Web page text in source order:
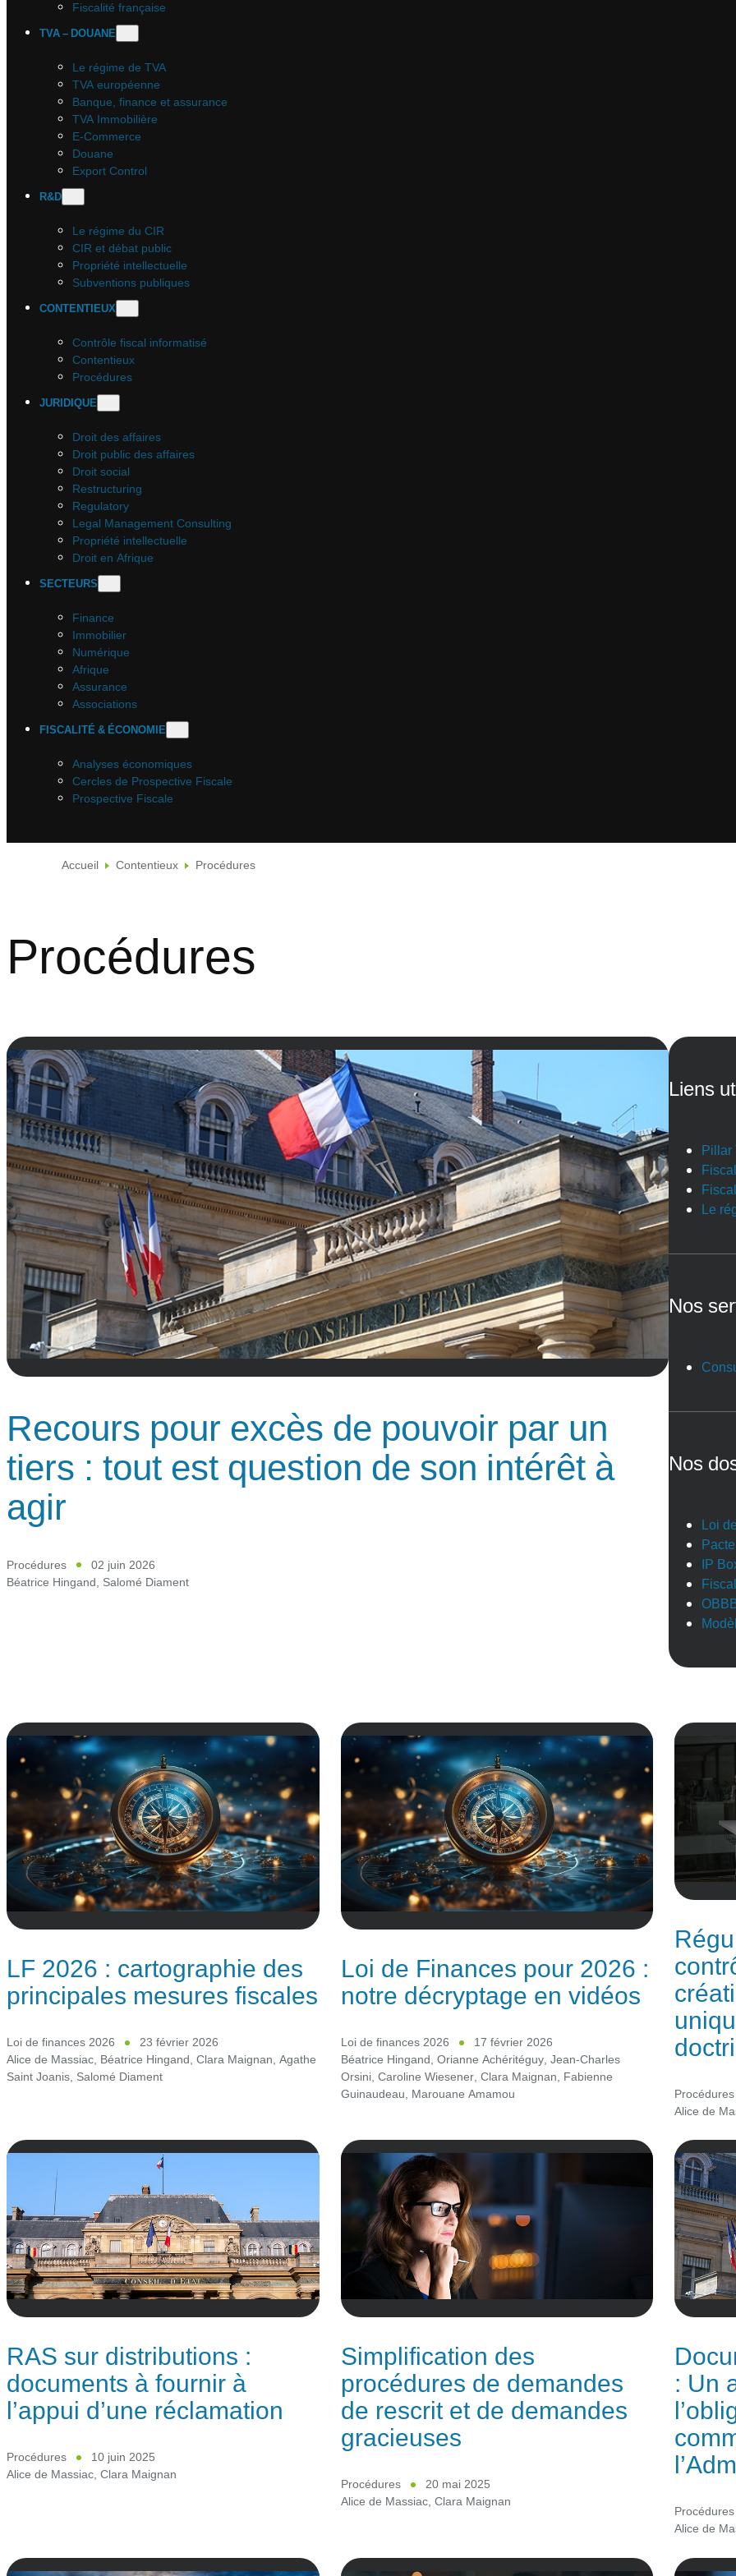
Fiscalité française
TVA – DOUANE
Le régime de TVA
TVA européenne
Banque, finance et assurance
TVA Immobilière
E-Commerce
Douane
Export Control
R&D
Le régime du CIR
CIR et débat public
Propriété intellectuelle
Subventions publiques
CONTENTIEUX
Contrôle fiscal informatisé
Contentieux
Procédures
JURIDIQUE
Droit des affaires
Droit public des affaires
Droit social
Restructuring
Regulatory
Legal Management Consulting
Propriété intellectuelle
Droit en Afrique
SECTEURS
Finance
Immobilier
Numérique
Afrique
Assurance
Associations
FISCALITÉ & ÉCONOMIE
Analyses économiques
Cercles de Prospective Fiscale
Prospective Fiscale
Accueil Contentieux Procédures
Procédures
Recours pour excès de pouvoir par un
tiers : tout est question de son intérêt à
agir
Procédures
02 juin 2026
Béatrice Hingand, Salomé Diament
Liens
Pillar
Le
Nos
Nos
Loi
IP
LF 2026 : cartographie des
principales mesures fiscales
Loi de finances 2026
23 février 2026
Alice de Massiac, Béatrice Hingand, Clara Maignan, Agathe
Saint Joanis, Salomé Diament
Loi de Finances pour 2026 :
notre décryptage en vidéos
Loi de finances 2026
17 février 2026
Béatrice Hingand, Orianne Achéritéguy, Jean-Charles
Orsini, Caroline Wiesener, Clara Maignan, Fabienne
Guinaudeau, Marouane Amamou
Procédures
Alice de
RAS sur distributions :
documents à fournir à
l’appui d’une réclamation
Procédures
10 juin 2025
Alice de Massiac, Clara Maignan
Simplification des
procédures de demandes
de rescrit et de demandes
gracieuses
Procédures
20 mai 2025
Alice de Massiac, Clara Maignan
: Un
Procédures
Alice de